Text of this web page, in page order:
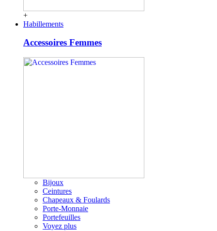
+
Habillements
Accessoires Femmes
Bijoux
Ceintures
Chapeaux & Foulards
Porte-Monnaie
Portefeuilles
Voyez plus